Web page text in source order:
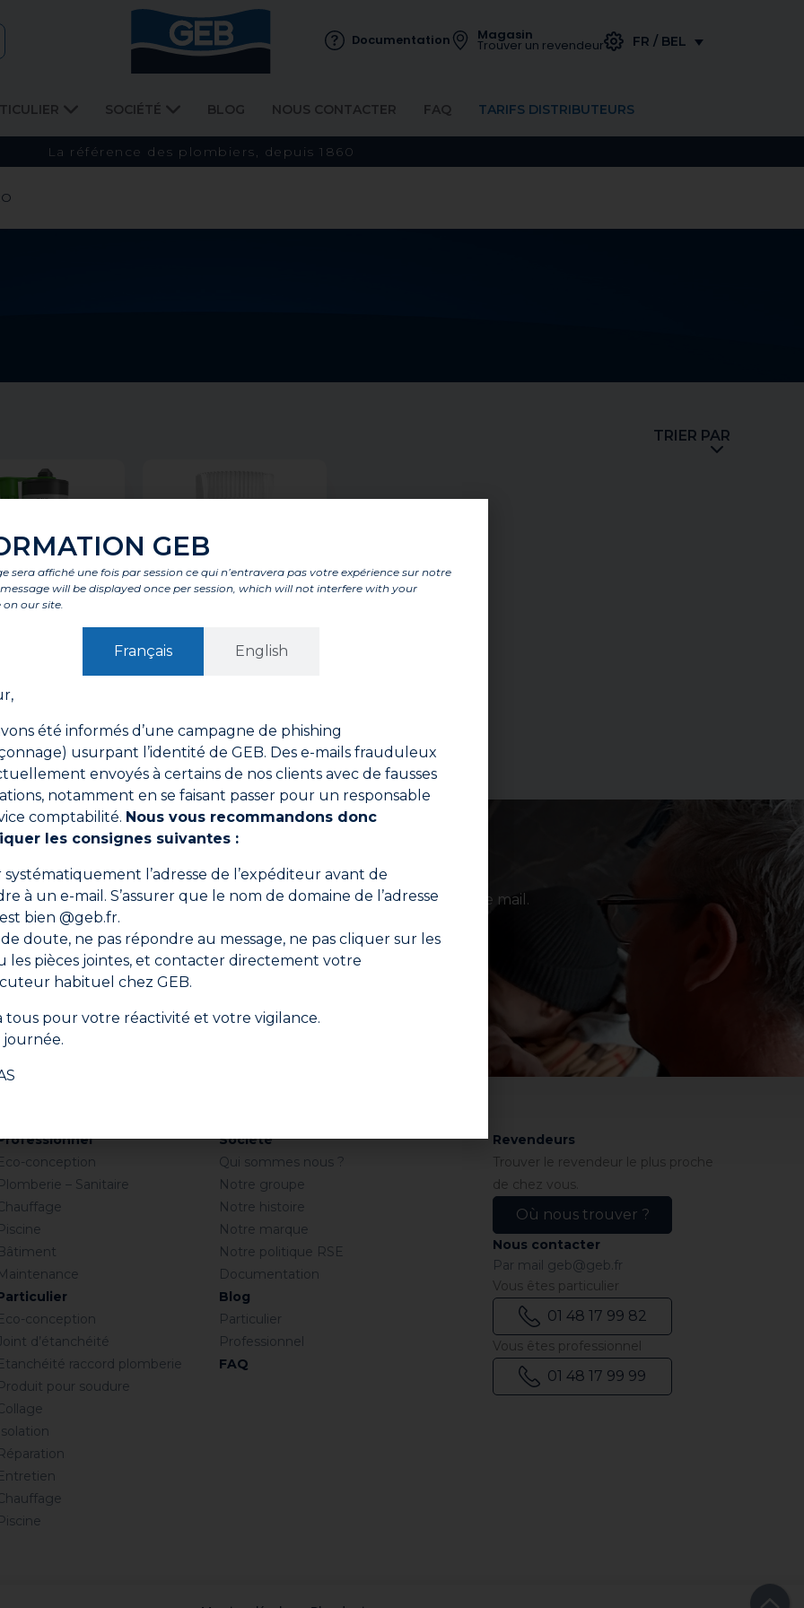
Documentation Magasin
Trouver un revendeur FR / BEL
SOCIÉTÉ BLOG NOUS CONTACTER FAQ TARIFS DISTRIBUTEURS
La référence des plombiers, depuis 1860
TRIER PAR
SANITAIRE
SUPPORTS
GEBSOPLAST
EVACUATION
Ne manquez aucune actualité
conseils d’experts et offres spéciales directement dans votre boîte mail.
cliquant sur "S'inscrire", vous confirmez que vous acceptez nos Conditions
conception
– Sanitaire
conception
d’étanchéité
raccord plomberie
pour soudure
Société
Qui sommes nous ?
Notre groupe
Notre histoire
Notre marque
Notre politique RSE
Documentation
Blog
Particulier
Professionnel
FAQ
Revendeurs
Trouver le revendeur le plus proche
de chez vous.
Où nous trouver ?
Nous contacter
Par mail geb@geb.fr
Vous êtes particulier
01 48 17 99 82
Vous êtes professionnel
01 48 17 99 99
GEB
sera affiché une fois par session ce qui n’entravera pas votre expérience sur notre
message will be displayed once per session, which will not interfere with your
on our site.
Français English
été informés d’une campagne de phishing
usurpant l’identité de GEB. Des e-mails frauduleux
envoyés à certains de nos clients avec de fausses
notamment en se faisant passer pour un responsable
comptabilité. Nous vous recommandons donc
les consignes suivantes :
systématiquement l’adresse de l’expéditeur avant de
à un e-mail. S’assurer que le nom de domaine de l’adresse
bien @geb.fr.
de doute, ne pas répondre au message, ne pas cliquer sur les
les pièces jointes, et contacter directement votre
habituel chez GEB.
tous pour votre réactivité et votre vigilance.
journée.